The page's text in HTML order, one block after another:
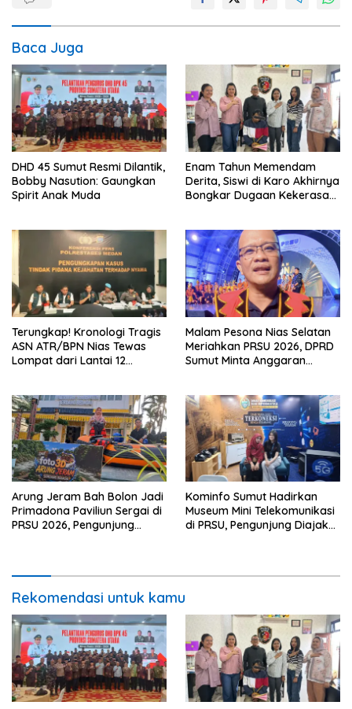
Baca Juga
DHD 45 Sumut Resmi Dilantik,
Bobby Nasution: Gaungkan
Spirit Anak Muda
Enam Tahun Memendam
Derita, Siswi di Karo Akhirnya
Bongkar Dugaan Kekerasan
Terungkap! Kronologi Tragis
ASN ATR/BPN Nias Tewas
Lompat dari Lantai 12
Kencan
Malam Pesona Nias Selatan
Meriahkan PRSU 2026, DPRD
Sumut Minta Anggaran
Arung Jeram Bah Bolon Jadi
Primadona Paviliun Sergai di
PRSU 2026, Pengunjung
Kominfo Sumut Hadirkan
Museum Mini Telekomunikasi
di PRSU, Pengunjung Diajak
Rekomendasi untuk kamu